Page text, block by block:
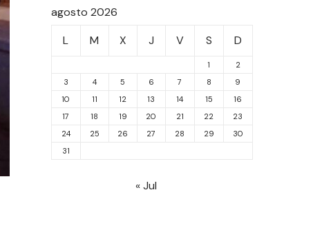
agosto 2026
L
M X J V S D
1
2
3
4 5 6 7 8
9
10
11 12 13 14 15
16
17
18 19 20 21 22
23
24
25 26 27 28 29
30
31
« Jul